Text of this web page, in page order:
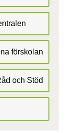
förskolan
och Stöd